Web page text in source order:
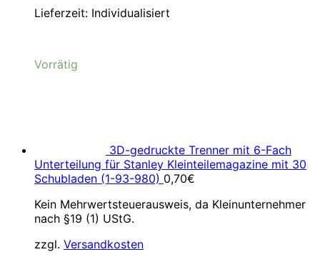
Lieferzeit: Individualisiert
Vorrätig
3D-gedruckte Trenner mit 6-Fach
Unterteilung für Stanley Kleinteilemagazine mit 30
Schubladen (1-93-980) 0,70€
Kein Mehrwertsteuerausweis, da Kleinunternehmer
nach §19 (1) UStG.
zzgl. Versandkosten